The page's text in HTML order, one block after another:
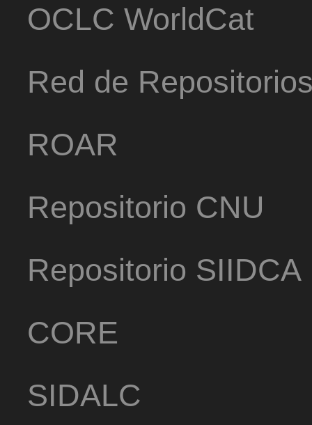
OCLC WorldCat
Red de
ROAR
Repositorio CNU
Repositorio SIIDCA
CORE
SIDALC